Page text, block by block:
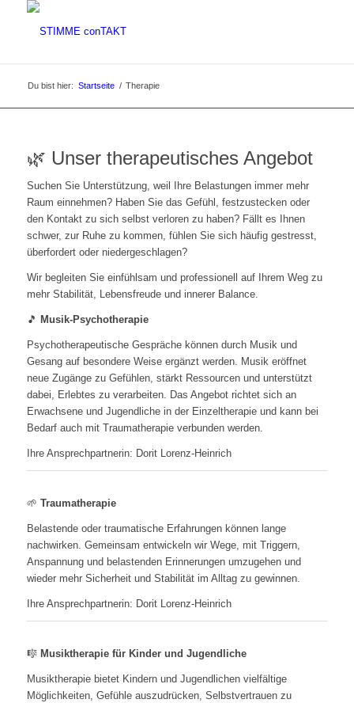
Du bist hier: Startseite / Therapie
🌿 Unser therapeutisches Angebot
Suchen Sie Unterstützung, weil Ihre Belastungen immer mehr
Raum einnehmen? Haben Sie das Gefühl, festzustecken oder
den Kontakt zu sich selbst verloren zu haben? Fällt es Ihnen
schwer, zur Ruhe zu kommen, fühlen Sie sich häufig gestresst,
überfordert oder niedergeschlagen?
Wir begleiten Sie einfühlsam und professionell auf Ihrem Weg zu
mehr Stabilität, Lebensfreude und innerer Balance.
🎵 Musik-Psychotherapie
Psychotherapeutische Gespräche können durch Musik und
Gesang auf besondere Weise ergänzt werden. Musik eröffnet
neue Zugänge zu Gefühlen, stärkt Ressourcen und unterstützt
dabei, Erlebtes zu verarbeiten. Das Angebot richtet sich an
Erwachsene und Jugendliche in der Einzeltherapie und kann bei
Bedarf auch mit Traumatherapie verbunden werden.
Ihre Ansprechpartnerin: Dorit Lorenz-Heinrich
🌱 Traumatherapie
Belastende oder traumatische Erfahrungen können lange
nachwirken. Gemeinsam entwickeln wir Wege, mit Triggern,
Anspannung und belastenden Erinnerungen umzugehen und
wieder mehr Sicherheit und Stabilität im Alltag zu gewinnen.
Ihre Ansprechpartnerin: Dorit Lorenz-Heinrich
🎼 Musiktherapie für Kinder und Jugendliche
Musiktherapie bietet Kindern und Jugendlichen vielfältige
Möglichkeiten, Gefühle auszudrücken, Selbstvertrauen zu